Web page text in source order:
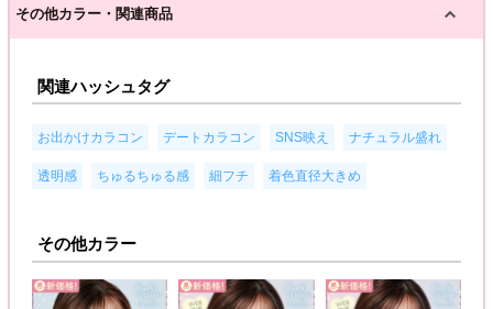
その他カラー・関連商品
関連ハッシュタグ
お出かけカラコン デートカラコン SNS映え ナチュラル盛れ
透明感 ちゅるちゅる感 細フチ 着色直径大きめ
その他カラー